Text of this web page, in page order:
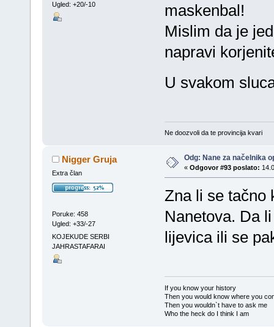
Ugled: +20/-10
maskenbal!
Mislim da je
napravi
U svakom
Ne doozvoli da te provincija kvari
Nigger Gruja
Extra član
Poruke: 458
Ugled: +33/-27
KOJEKUDE SERBI
JAHRASTAFARAI
Odg: Nane za načelnika
« Odgovor #93 poslato:
Zna li se tačno
Nanetova. Da
lijevica ili se
If you know your history
Then you would know where you
Then you wouldn`t have to ask me
Who the heck do I think I am